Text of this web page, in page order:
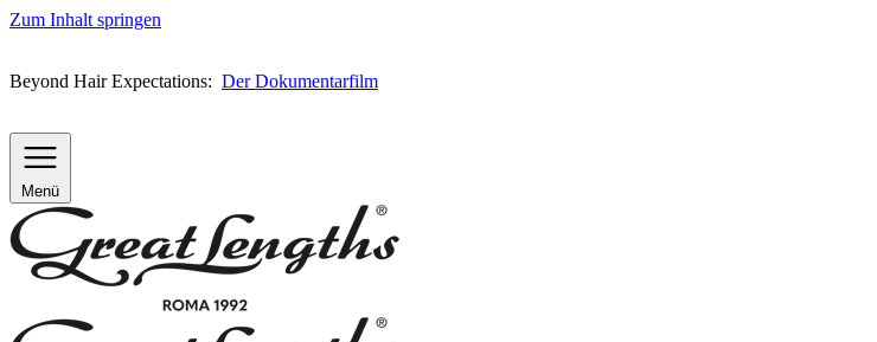
Zum Inhalt springen
Beyond Hair Expectations: Der Dokumentarfilm
Menü